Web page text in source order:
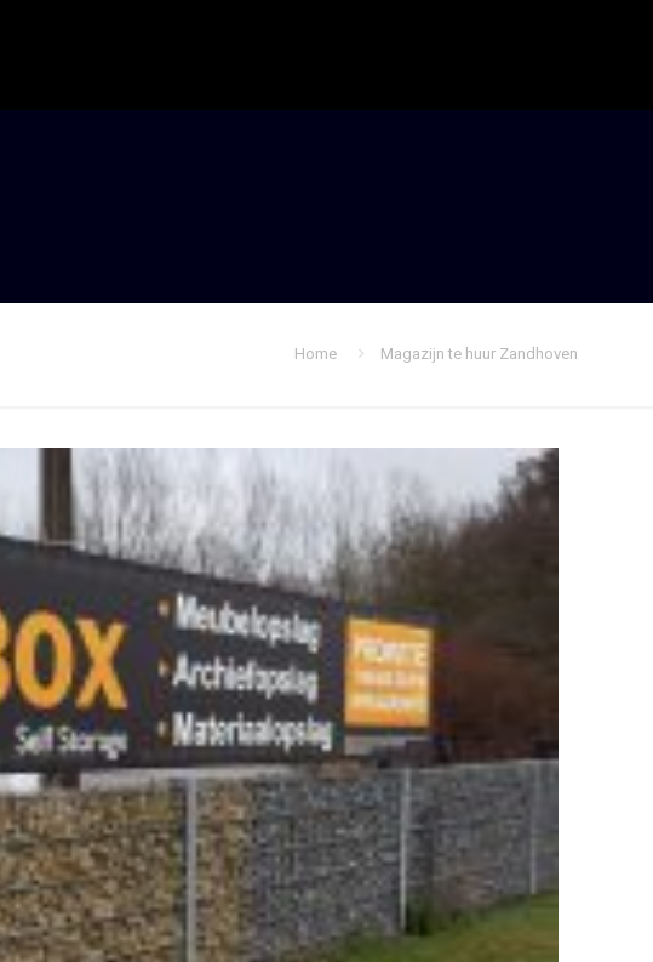
Home Magazijn te huur Zandhoven